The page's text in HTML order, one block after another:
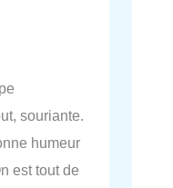
souriante.
humeur
est tout de